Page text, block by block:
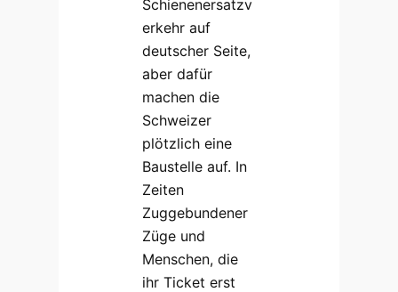
Schienenersatzv
erkehr auf
deutscher Seite,
aber dafür
machen die
Schweizer
plötzlich eine
Baustelle auf. In
Zeiten
Zuggebundener
Züge und
Menschen, die
ihr Ticket erst